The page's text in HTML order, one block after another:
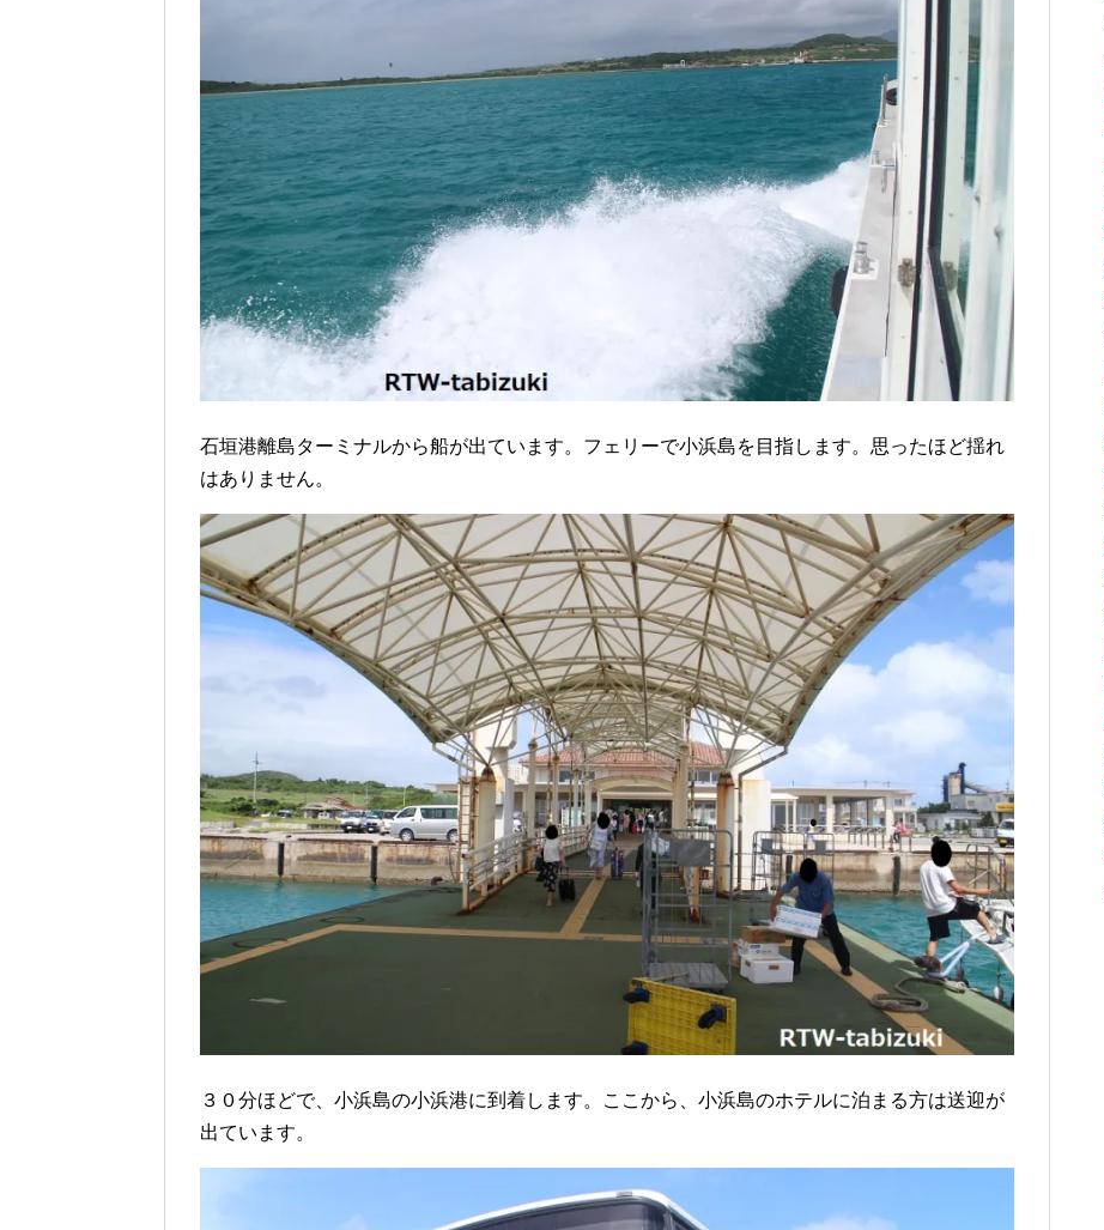
石垣港離島ターミナルから船が出ています。フェリーで小浜島を目指します。思ったほど揺れ
はありません。
３０分ほどで、小浜島の小浜港に到着します。ここから、小浜島のホテルに泊まる方は送迎が
出ています。